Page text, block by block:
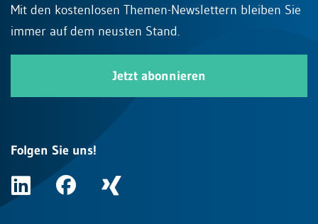
Mit den kostenlosen Themen-Newslettern bleiben Sie
immer auf dem neusten Stand.
Jetzt abonnieren
Folgen Sie uns!